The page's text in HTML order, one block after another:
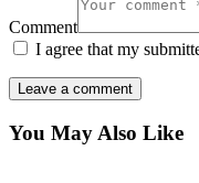
Comment
I agree that my
You May Also Like